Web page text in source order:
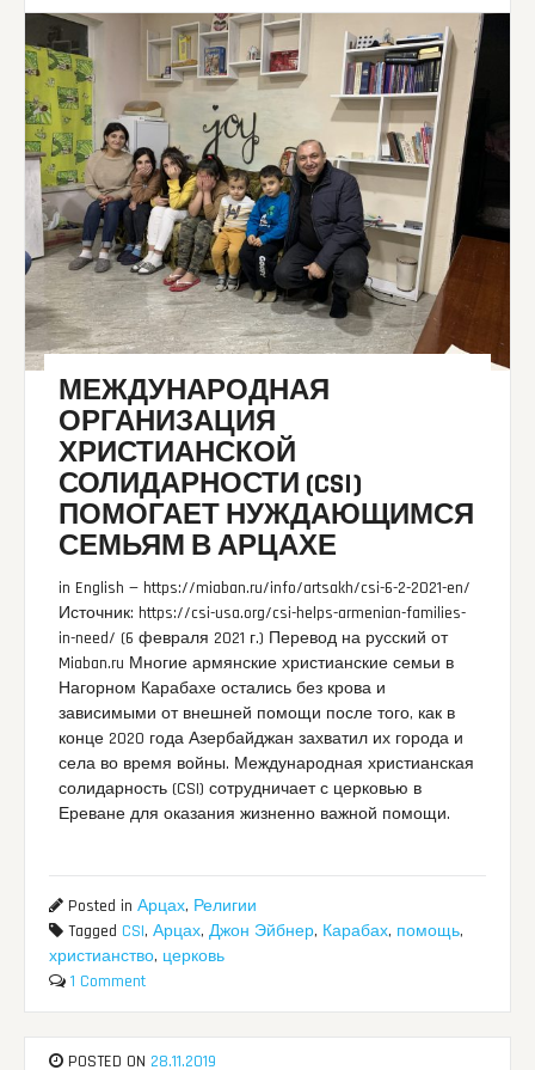
МЕЖДУНАРОДНАЯ
ОРГАНИЗАЦИЯ
ХРИСТИАНСКОЙ
СОЛИДАРНОСТИ (CSI)
ПОМОГАЕТ НУЖДАЮЩИМСЯ
СЕМЬЯМ В АРЦАХЕ
in English — https://miaban.ru/info/artsakh/csi-6-2-2021-en/
Источник: https://csi-usa.org/csi-helps-armenian-families-
in-need/ (6 февраля 2021 г.) Перевод на русский от
Miaban.ru Многие армянские христианские семьи в
Нагорном Карабахе остались без крова и
зависимыми от внешней помощи после того, как в
конце 2020 года Азербайджан захватил их города и
села во время войны. Международная христианская
солидарность (CSI) сотрудничает с церковью в
Ереване для оказания жизненно важной помощи.
Posted inАрцах, Религии
Tagged CSI,Арцах,Джон Эйбнер, Карабах, помощь,
христианство, церковь
1 Comment
POSTED ON 28.11.2019